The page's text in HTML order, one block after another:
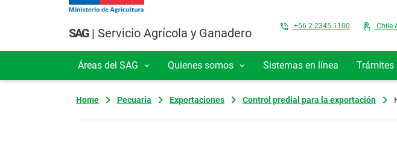
Pasar al contenido principal
SAG| Servicio Agrícola y Ganadero Top Menu
+56 2 2345 1100 Chile
Navegación principal
Áreas del SAG Quienes somos Sistemas en línea Trámites
Home Pecuaria Exportaciones Control predial para la exportación